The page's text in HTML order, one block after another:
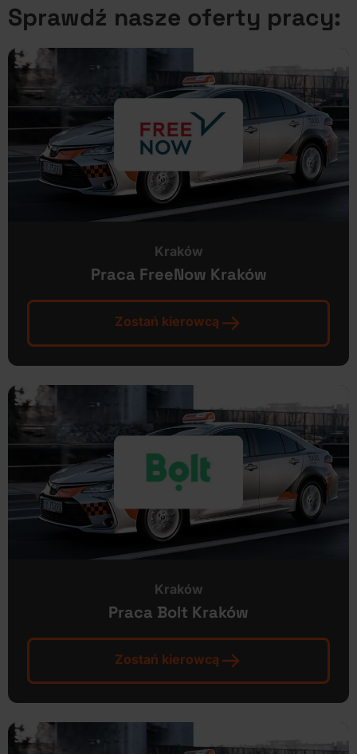
Sprawdź nasze oferty pracy:
Kraków
Praca FreeNow Kraków
Zostań kierowcą
Kraków
Praca Bolt Kraków
Zostań kierowcą